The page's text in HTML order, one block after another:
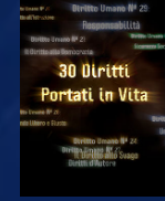
GUARDA